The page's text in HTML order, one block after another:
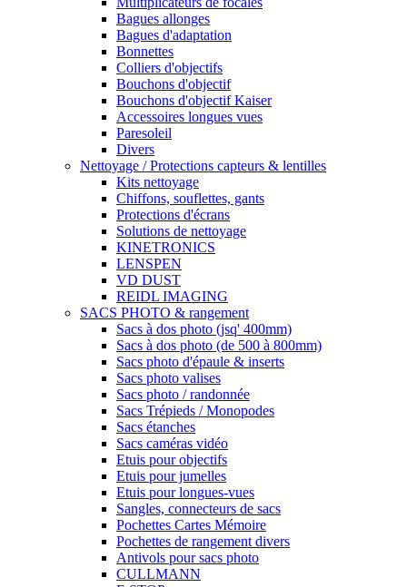
Bagues allonges
Bagues d'adaptation
Bonnettes
Colliers d'objectifs
Bouchons d'objectif
Bouchons d'objectif Kaiser
Accessoires longues vues
Paresoleil
Divers
Nettoyage / Protections capteurs & lentilles
Kits nettoyage
Chiffons, souflettes, gants
Protections d'écrans
Solutions de nettoyage
KINETRONICS
LENSPEN
VD DUST
REIDL IMAGING
SACS PHOTO & rangement
Sacs à dos photo (jsq' 400mm)
Sacs à dos photo (de 500 à 800mm)
Sacs photo d'épaule & inserts
Sacs photo valises
Sacs photo / randonnée
Sacs Trépieds / Monopodes
Sacs étanches
Sacs caméras vidéo
Etuis pour objectifs
Etuis pour jumelles
Etuis pour longues-vues
Sangles, connecteurs de sacs
Pochettes Cartes Mémoire
Pochettes de rangement divers
Antivols pour sacs photo
CULLMANN